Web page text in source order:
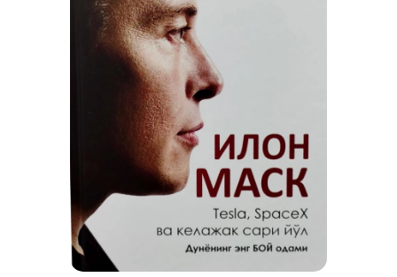
Loyihalar
Interaktiv xizmatlar
Fotogalereya
Loyiha haqida
Kengaytirilgan qidiruv
Sayt xaritasi